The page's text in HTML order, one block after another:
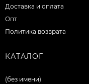
Доставка и оплата
Опт
Политика возврата
КАТАЛОГ
(без имени)